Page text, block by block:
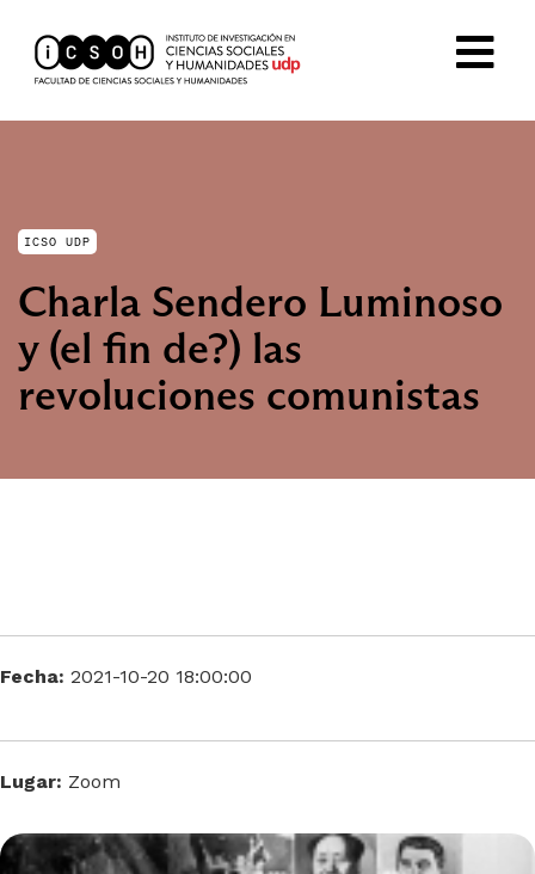
ICSO UDP
Charla Sendero Luminoso
y (el fin de?) las
revoluciones comunistas
Fecha: 2021-10-20 18:00:00
Lugar: Zoom